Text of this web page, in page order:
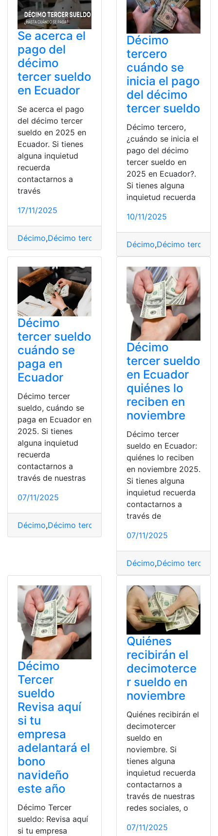
Se acerca el
pago del
décimo
tercer sueldo
en Ecuador
Se acerca el pago
del décimo tercer
sueldo en 2025 en
Ecuador. Si tienes
alguna inquietud
recuerda
contactarnos a
través
17/11/2025
Décimo,Décimo tercer sueldo
Décimo
tercero
cuándo se
inicia el pago
del décimo
tercer sueldo
Décimo tercero,
¿cuándo se inicia el
pago del décimo
tercer sueldo en
2025 en Ecuador?.
Si tienes alguna
inquietud recuerda
10/11/2025
Décimo,Décimo tercer
Décimo
tercer sueldo
cuándo se
paga en
Ecuador
Décimo tercer
sueldo, cuándo se
paga en Ecuador en
2025. Si tienes
alguna inquietud
recuerda
contactarnos a
través de nuestras
07/11/2025
Décimo,Décimo tercer sueldo
Décimo
tercer sueldo
en Ecuador
quiénes lo
reciben en
noviembre
Décimo tercer
sueldo en Ecuador:
quiénes lo reciben
en noviembre 2025.
Si tienes alguna
inquietud recuerda
contactarnos a
través de
07/11/2025
Décimo,Décimo tercer
Décimo
Tercer
sueldo
Revisa aquí
si tu
empresa
adelantará el
bono
navideño
este año
Décimo Tercer
sueldo: Revisa aquí
si tu empresa
Quiénes
recibirán el
decimoterce
r sueldo en
noviembre
Quiénes recibirán el
decimotercer
sueldo en
noviembre. Si
tienes alguna
inquietud recuerda
contactarnos a
través de nuestras
redes sociales, o
07/11/2025